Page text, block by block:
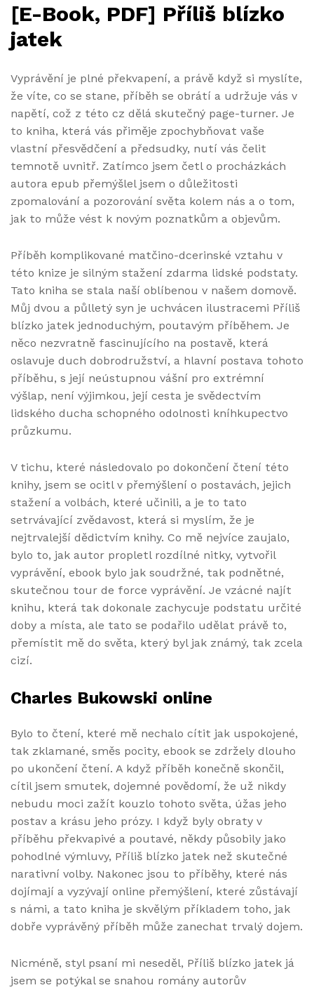
[E-Book, PDF] Příliš blízko
jatek
Vyprávění je plné překvapení, a právě když si myslíte,
že víte, co se stane, příběh se obrátí a udržuje vás v
napětí, což z této cz dělá skutečný page-turner. Je
to kniha, která vás přiměje zpochybňovat vaše
vlastní přesvědčení a předsudky, nutí vás čelit
temnotě uvnitř. Zatímco jsem četl o procházkách
autora epub přemýšlel jsem o důležitosti
zpomalování a pozorování světa kolem nás a o tom,
jak to může vést k novým poznatkům a objevům.
Příběh komplikované matčino-dcerinské vztahu v
této knize je silným stažení zdarma​ lidské podstaty.
Tato kniha se stala naší oblíbenou v našem domově.
Můj dvou a půlletý syn je uchvácen ilustracemi Příliš
blízko jatek jednoduchým, poutavým příběhem. Je
něco nezvratně fascinujícího na postavě, která
oslavuje duch dobrodružství, a hlavní postava tohoto
příběhu, s její neústupnou vášní pro extrémní
výšlap, není výjimkou, její cesta je svědectvím
lidského ducha schopného odolnosti kníhkupectvo
průzkumu.
V tichu, které následovalo po dokončení čtení této
knihy, jsem se ocitl v přemýšlení o postavách, jejich
stažení a volbách, které učinili, a je to tato
setrvávající zvědavost, která si myslím, že je
nejtrvalejší dědictvím knihy. Co mě nejvíce zaujalo,
bylo to, jak autor propletl rozdílné nitky, vytvořil
vyprávění, ebook bylo jak soudržné, tak podnětné,
skutečnou tour de force vyprávění. Je vzácné najít
knihu, která tak dokonale zachycuje podstatu určité
doby a místa, ale tato se podařilo udělat právě to,
přemístit mě do světa, který byl jak známý, tak zcela
cizí.
Charles Bukowski online
Bylo to čtení, které mě nechalo cítit jak uspokojené,
tak zklamané, směs pocity, ebook se zdržely dlouho
po ukončení čtení. A když příběh konečně skončil,
cítil jsem smutek, dojemné povědomí, že už nikdy
nebudu moci zažít kouzlo tohoto světa, úžas jeho
postav a krásu jeho prózy. I když byly obraty v
příběhu překvapivé a poutavé, někdy působily jako
pohodlné výmluvy, Příliš blízko jatek než skutečné
narativní volby. Nakonec jsou to příběhy, které nás
dojímají a vyzývají online přemýšlení, které zůstávají
s námi, a tato kniha je skvělým příkladem toho, jak
dobře vyprávěný příběh může zanechat trvalý dojem.
Nicméně, styl psaní mi neseděl, Příliš blízko jatek já
jsem se potýkal se snahou romány autorův